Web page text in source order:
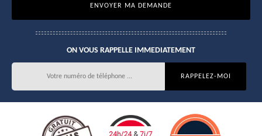
ON VOUS RAPPELLE IMMEDIATEMENT